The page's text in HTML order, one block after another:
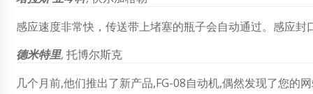
感应速度非常快，传送带上堵塞的瓶子会自动通过。感应封
德米特里,托博尔斯克
几个月前,他们推出了新产品,FG-08自动机,偶然发现了您的